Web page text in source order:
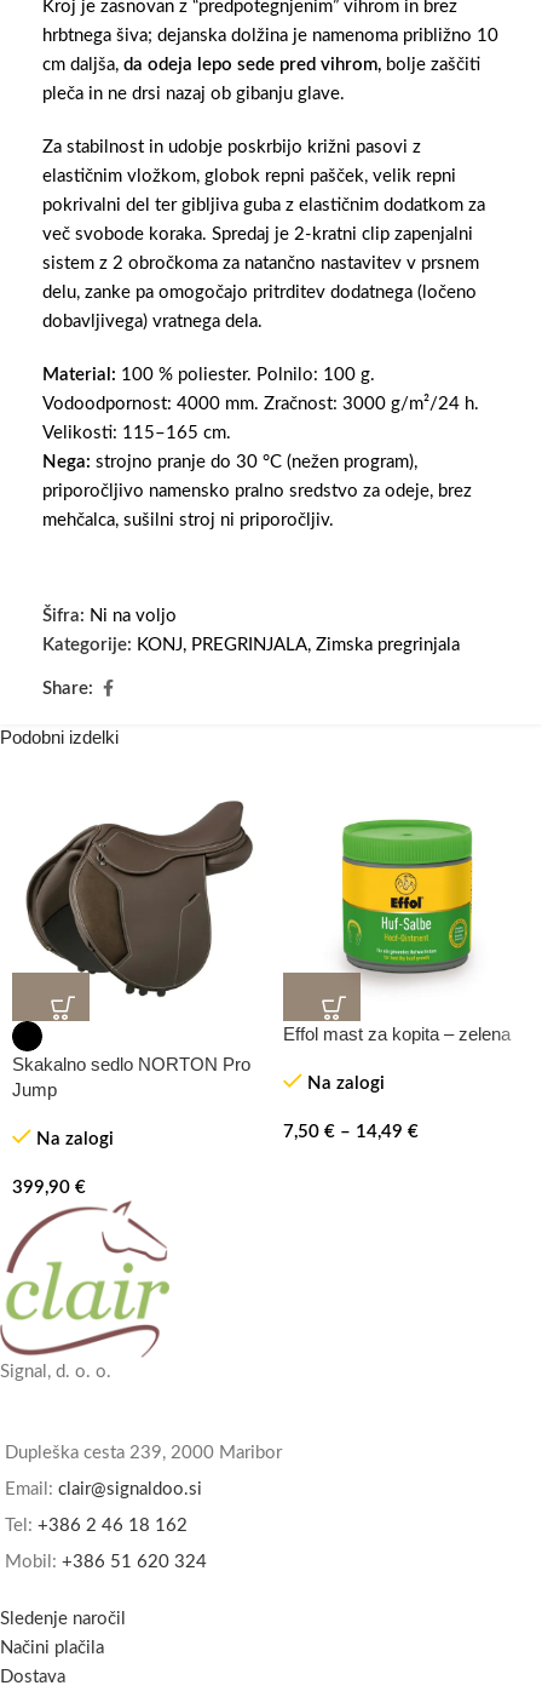
Kroj je zasnovan z “predpotegnjenim” vihrom in brez
hrbtnega šiva; dejanska dolžina je namenoma približno 10
cm daljša, da odeja lepo sede pred vihrom, bolje zaščiti
pleča in ne drsi nazaj ob gibanju glave.
Za stabilnost in udobje poskrbijo križni pasovi z
elastičnim vložkom, globok repni pašček, velik repni
pokrivalni del ter gibljiva guba z elastičnim dodatkom za
več svobode koraka. Spredaj je 2-kratni clip zapenjalni
sistem z 2 obročkoma za natančno nastavitev v prsnem
delu, zanke pa omogočajo pritrditev dodatnega (ločeno
dobavljivega) vratnega dela.
Material: 100 % poliester. Polnilo: 100 g.
Vodoodpornost: 4000 mm. Zračnost: 3000 g/m²/24 h.
Velikosti: 115–165 cm.
Nega: strojno pranje do 30 °C (nežen program),
priporočljivo namensko pralno sredstvo za odeje, brez
mehčalca, sušilni stroj ni priporočljiv.
Šifra: Ni na voljo
Kategorije: KONJ, PREGRINJALA, Zimska pregrinjala
Share:
Podobni izdelki
Skakalno sedlo NORTON Pro
Jump
Na zalogi
399,90 €
Effol mast za kopita – zelena
Na zalogi
7,50 € – 14,49 €
Signal, d. o. o.
Dupleška cesta 239, 2000 Maribor
Email: clair@signaldoo.si
Tel: +386 2 46 18 162
Mobil: +386 51 620 324
Sledenje naročil
Načini plačila
Dostava